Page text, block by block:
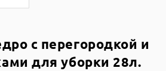
с перегородкой и
для уборки 28л.